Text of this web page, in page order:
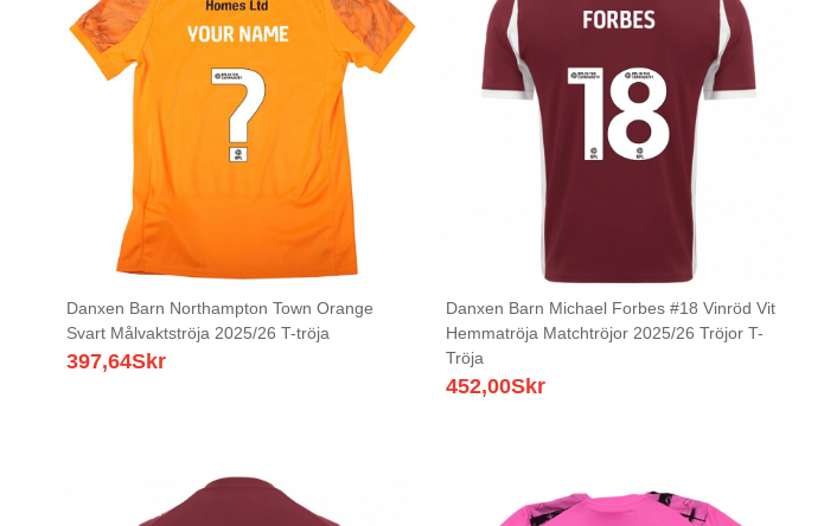
Danxen Barn Northampton Town Orange
Svart Målvaktströja 2025/26 T-tröja
397,64Skr
Danxen Barn Michael Forbes #18 Vinröd Vit
Hemmatröja Matchtröjor 2025/26 Tröjor T-
Tröja
452,00Skr